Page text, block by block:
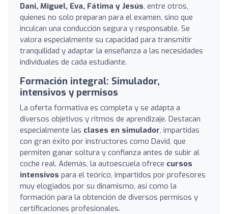
Dani, Miguel, Eva, Fátima y Jesús, entre otros,
quienes no solo preparan para el examen, sino que
inculcan una conducción segura y responsable. Se
valora especialmente su capacidad para transmitir
tranquilidad y adaptar la enseñanza a las necesidades
individuales de cada estudiante.
Formación integral: Simulador,
intensivos y permisos
La oferta formativa es completa y se adapta a
diversos objetivos y ritmos de aprendizaje. Destacan
especialmente las clases en simulador, impartidas
con gran éxito por instructores como David, que
permiten ganar soltura y confianza antes de subir al
coche real. Además, la autoescuela ofrece cursos
intensivos para el teórico, impartidos por profesores
muy elogiados por su dinamismo, así como la
formación para la obtención de diversos permisos y
certificaciones profesionales.